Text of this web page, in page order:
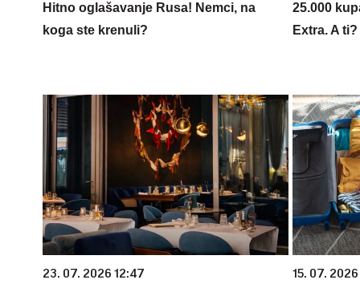
Hitno oglašavanje Rusa! Nemci, na
koga ste krenuli?
25.000
Extra. A
23. 07. 2026 12:47 15. 07.